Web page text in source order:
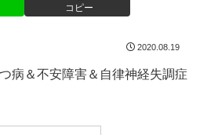
コピー
2020.08.19
病＆不安障害＆自律神経失調症